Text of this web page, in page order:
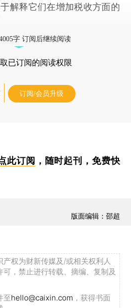
解释它们在增加税收方面的
字 订阅后继续阅读
已订阅的阅读权限
订阅/会员升级
此订阅 ，随时起刊，免费快
版面编辑：邵超
权为财新传媒及/或相关权利人
，禁止进行转载、摘编、复制及
至hello@caixin.com ，获得书面